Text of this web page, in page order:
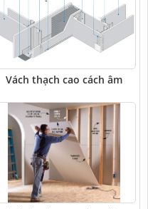
Vách thạch cao cách âm